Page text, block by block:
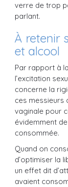
verre de trop
parlant.
À retenir
et alcool
Par rapport à
l’excitation
concerne la
ces messieurs
vaginale pour
évidemment
consommée.
Quand on
d’optimiser la
un effet dit
avaient